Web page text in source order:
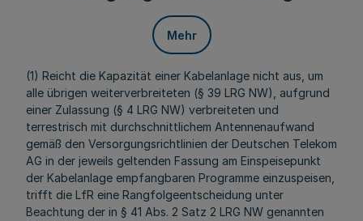
Mehr
(1) Reicht die Kapazität einer Kabelanlage nicht aus, um
alle übrigen weiterverbreiteten (§ 39 LRG NW), aufgrund
einer Zulassung (§ 4 LRG NW) verbreiteten und
terrestrisch mit durchschnittlichem Antennenaufwand
gemäß den Versorgungsrichtlinien der Deutschen Telekom
AG in der jeweils geltenden Fassung am Einspeisepunkt
der Kabelanlage empfangbaren Programme einzuspeisen,
trifft die LfR eine Rangfolgeentscheidung unter
Beachtung der in § 41 Abs. 2 Satz 2 LRG NW genannten